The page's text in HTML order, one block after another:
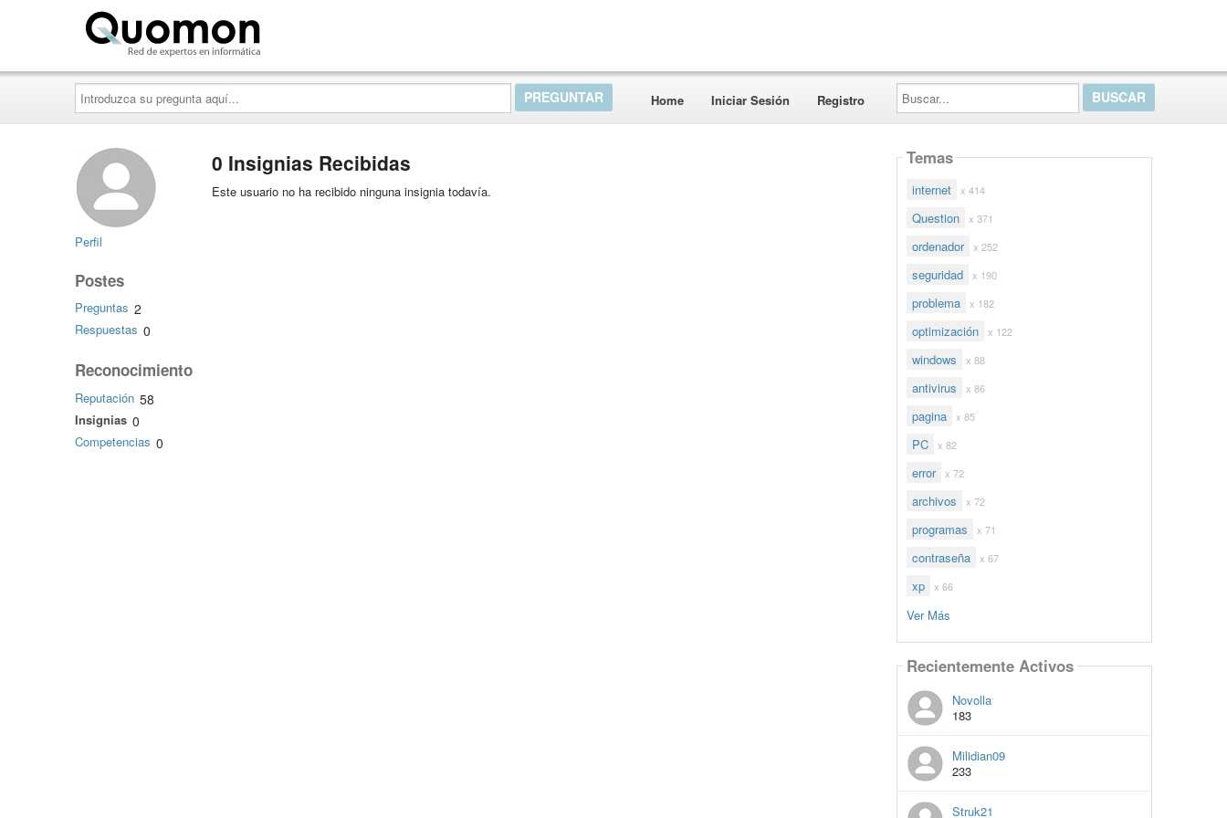
Introduzca
su
pregunta
aquí...
Home Iniciar Sesión Registro
Buscar...
Perfil
Postes
Preguntas 2
Respuestas 0
Reconocimiento
Reputación 58
Insignias 0
Competencias 0
0 Insignias Recibidas
Este usuario no ha recibido ninguna insignia todavía.
Temas
internet x 414
Question x 371
ordenador x 252
seguridad x 190
problema x 182
optimización x 122
windows x 88
antivirus x 86
pagina x 85
PC x 82
error x 72
archivos x 72
programas x 71
contraseña x 67
xp x 66
Ver Más
Recientemente Activos
Novolla
183
Milidian09
233
Struk21